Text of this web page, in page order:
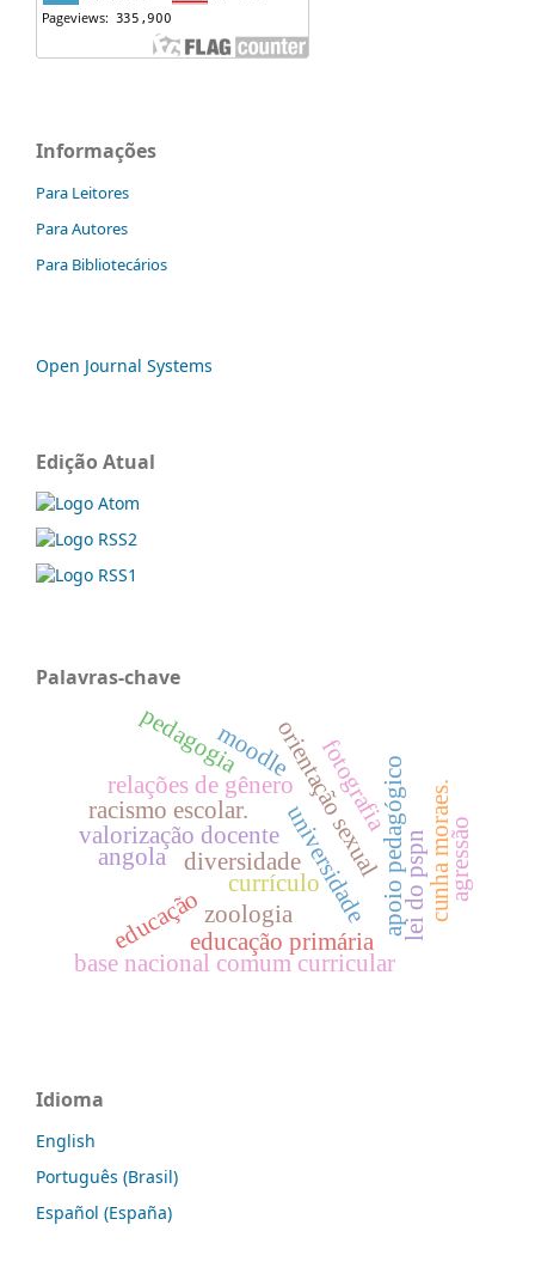
Informações
Para Leitores
Para Autores
Para Bibliotecários
Open Journal Systems
Edição Atual
Palavras-chave
educação
diversidadeorientação sexual
relações de gênero
universidadeapoio pedagógico
base nacional comum curricular
currículo
zoologia
racismo escolar.
valorização docente
lei do pspn
fotografia
angola cunha moraes.
moodle
agressão
educação primária
pedagogia
Idioma
English
Português (Brasil)
Español (España)